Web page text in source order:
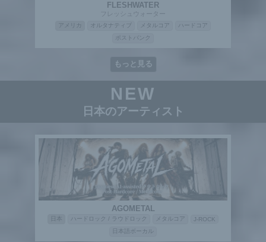
FLESHWATER
フレッシュウォーター
アメリカ オルタナティブ メタルコア
ハードコア
ポストパンク
もっと見る
NEW
日本のアーティスト
AGOMETAL
ハードロック / ラウドロック メタルコア
J-ROCK
日本語ボーカル